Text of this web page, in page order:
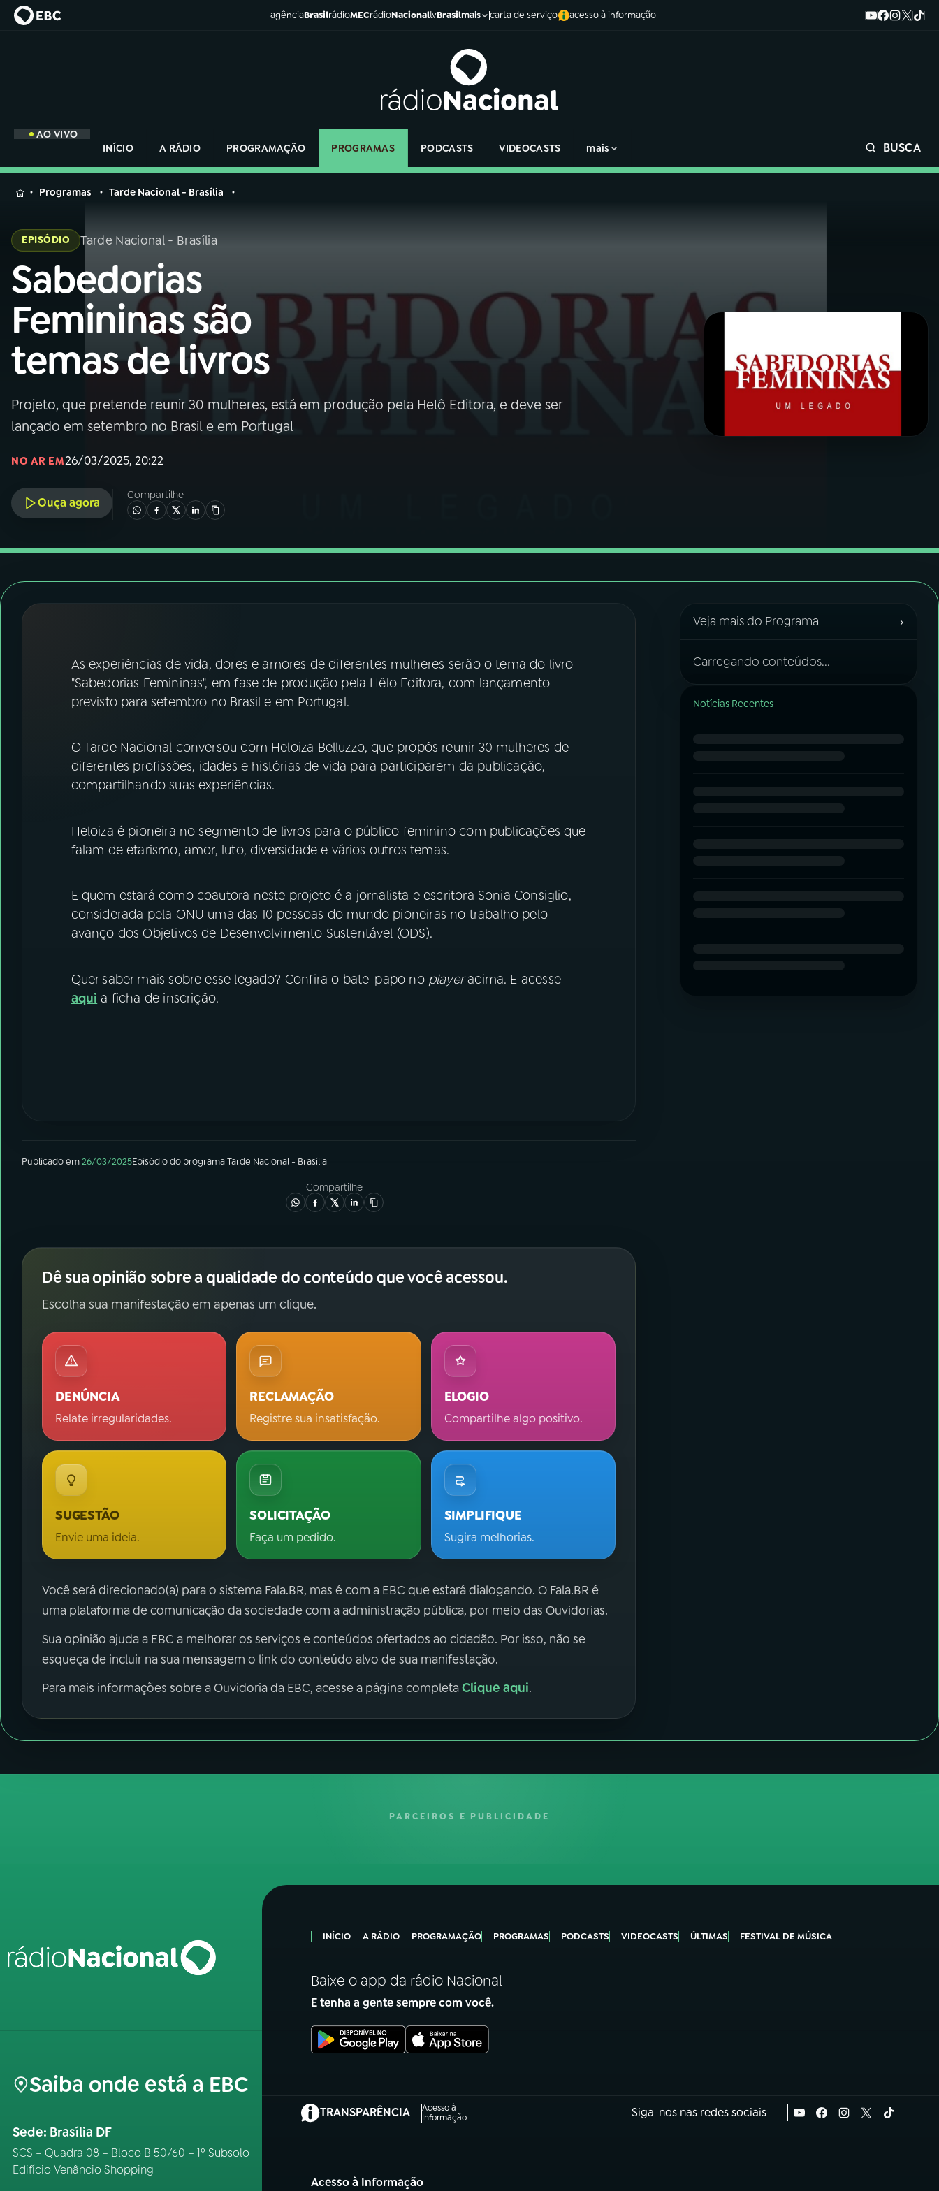
agênciaBrasilrádioMECrádioNacionaltvBrasilmais carta de serviço acesso à informação
AO VIVO
INÍCIO
A RÁDIO PROGRAMAÇÃO PROGRAMAS PODCASTS VIDEOCASTS mais BUSCA
MENU
Buscar
na
Rádio
Nacional
AO VIVO
01INÍCIO
02
04PROGRAMAS
06VIDEOCASTS
FESTIVAL DE MÚSICA
YouTube Facebook
Instagram X
na
Rádio
Programas Tarde Nacional - Brasília
EPISÓDIO Tarde Nacional - Brasília
Sabedorias
Femininas são
temas de livros
Projeto, que pretende reunir 30 mulheres, está em produção pela Helô Editora, e deve ser
lançado em setembro no Brasil e em Portugal
NO AR EM26/03/2025, 20:22
Ouça agora
Compartilhe
As experiências de vida, dores e amores de diferentes mulheres serão o tema do livro
"Sabedorias Femininas", em fase de produção pela Hêlo Editora, com lançamento
previsto para setembro no Brasil e em Portugal.
O Tarde Nacional conversou com Heloiza Belluzzo, que propôs reunir 30 mulheres de
diferentes profissões, idades e histórias de vida para participarem da publicação,
compartilhando suas experiências.
Heloiza é pioneira no segmento de livros para o público feminino com publicações que
falam de etarismo, amor, luto, diversidade e vários outros temas.
E quem estará como coautora neste projeto é a jornalista e escritora Sonia Consiglio,
considerada pela ONU uma das 10 pessoas do mundo pioneiras no trabalho pelo
avanço dos Objetivos de Desenvolvimento Sustentável (ODS).
Quer saber mais sobre esse legado? Confira o bate-papo no playeracima. E acesse
aqui a ficha de inscrição.
Publicado em26/03/2025Episódiodo programaTarde Nacional - Brasília
Compartilhe
Dê sua opinião sobre a qualidade do conteúdo que você acessou.
Escolha sua manifestação em apenas um clique.
DENÚNCIA
Relate irregularidades.
RECLAMAÇÃO
Registre sua insatisfação.
ELOGIO
Compartilhe algo positivo.
SUGESTÃO
Envie uma ideia.
SOLICITAÇÃO
Faça um pedido.
SIMPLIFIQUE
Sugira melhorias.
Você será direcionado(a) para o sistema Fala.BR, mas é com a EBC que estará dialogando. O Fala.BR é
uma plataforma de comunicação da sociedade com a administração pública, por meio das Ouvidorias.
Sua opinião ajuda a EBC a melhorar os serviços e conteúdos ofertados ao cidadão. Por isso, não se
esqueça de incluir na sua mensagem o link do conteúdo alvo de sua manifestação.
Para mais informações sobre a Ouvidoria da EBC, acesse a página completaClique aqui.
Veja mais do Programa ›
Carregando conteúdos...
Notícias Recentes
PARCEIROS E PUBLICIDADE
Saiba onde está a EBC
Sede: Brasília DF
SCS – Quadra 08 – Bloco B 50/60 – 1º Subsolo
Edifício Venâncio Shopping
INÍCIO A RÁDIO PROGRAMAÇÃO PROGRAMAS PODCASTS VIDEOCASTS ÚLTIMAS FESTIVAL DE MÚSICA
Baixe o app da rádio Nacional
E tenha a gente sempre com você.
TRANSPARÊNCIA
Acesso à
Informação
(abre em nova aba) Siga-nos nas redes sociais
Acesso à Informação